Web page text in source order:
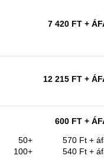
7 420 FT +
12 215 FT +
600 FT +
50+
570 Ft +
100+
540 Ft +